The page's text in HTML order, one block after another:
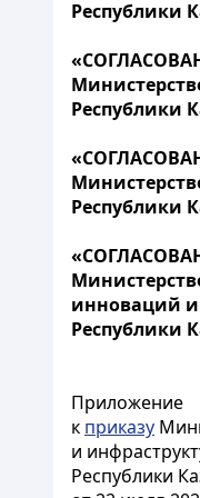
Республики
Республики
Республики
инноваций
Республики
Приложение
к приказу
и
Республики